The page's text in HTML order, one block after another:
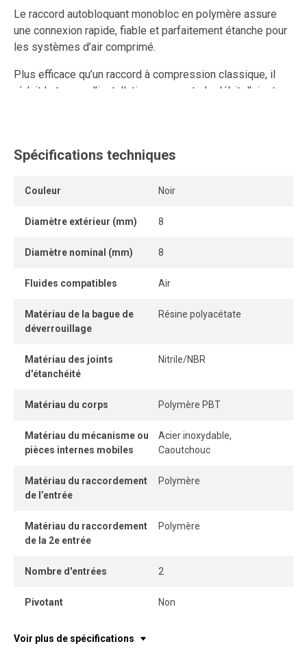
Le raccord autobloquant monobloc en polymère assure
une connexion rapide, fiable et parfaitement étanche pour
les systèmes d’air comprimé.
Plus efficace qu’un raccord à compression classique, il
réduit le temps d’installation, augmente le débit d’air et
aux connexions et déconnexions répétées, tout en
L’anneau de dégagement permet de retirer le tube
autobloquant sans pièce détachable offre une connexion
et une déconnexion instantanées.
demeure parfaitement étanche, même sous pression.
Spécifications techniques
Couleur Noir
Diamètre extérieur (mm) 8
Diamètre nominal (mm) 8
Fluides compatibles Air
Matériau de la bague de
déverrouillage
Résine polyacétate
Matériau des joints
d'étanchéité
Nitrile/NBR
Matériau du corps Polymère PBT
Matériau du mécanisme ou
pièces internes mobiles
Acier inoxydable,
Caoutchouc
Matériau du raccordement
de l’entrée
Polymère
Matériau du raccordement
de la 2e entrée
Polymère
Nombre d'entrées 2
Pivotant Non
Voir plus de spécifications